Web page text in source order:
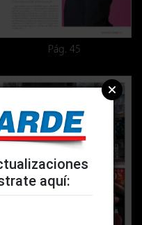
Pág. 45
aquí: